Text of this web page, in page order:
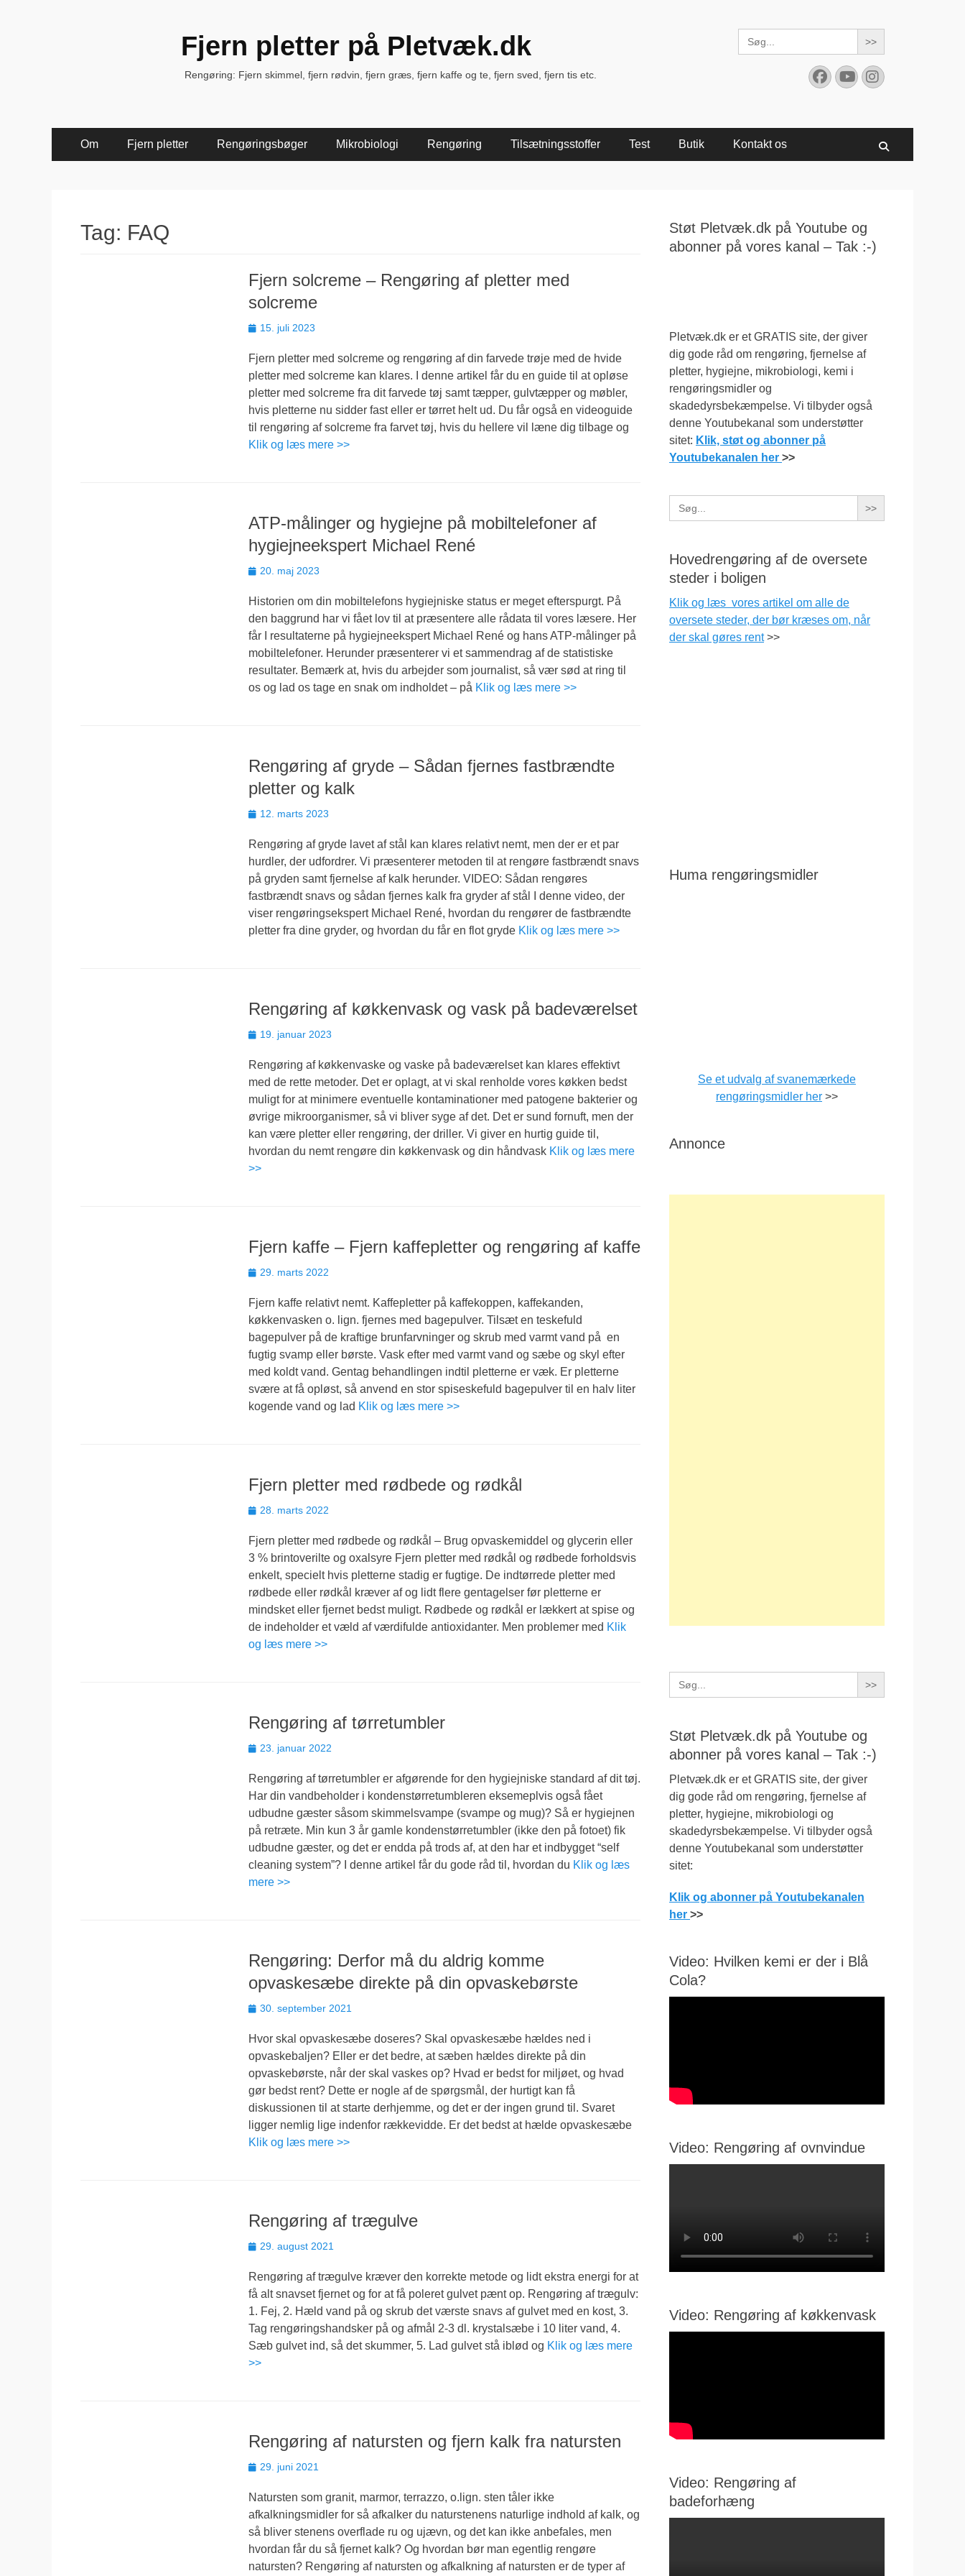
Fjern pletter på Pletvæk.dk
Rengøring: Fjern skimmel, fjern rødvin, fjern græs, fjern kaffe og te, fjern sved, fjern tis etc.
Search
for:
Facebook
YouTube
Instagram
Primær
Menu
Om Fjern pletter Rengøringsbøger Mikrobiologi Rengøring Tilsætningsstoffer Test Butik Kontakt os
Tag: FAQ
Fjern solcreme – Rengøring af pletter med
solcreme
Udgivet
15. juli 2023
Fjern pletter med solcreme og rengøring af din farvede trøje med de hvide
pletter med solcreme kan klares. I denne artikel får du en guide til at opløse
pletter med solcreme fra dit farvede tøj samt tæpper, gulvtæpper og møbler,
hvis pletterne nu sidder fast eller er tørret helt ud. Du får også en videoguide
til rengøring af solcreme fra farvet tøj, hvis du hellere vil læne dig tilbage og
Klik og læs mere >>
ATP-målinger og hygiejne på mobiltelefoner af
hygiejneekspert Michael René
Udgivet
20. maj 2023
Historien om din mobiltelefons hygiejniske status er meget efterspurgt. På
den baggrund har vi fået lov til at præsentere alle rådata til vores læsere. Her
får I resultaterne på hygiejneekspert Michael René og hans ATP-målinger på
mobiltelefoner. Herunder præsenterer vi et sammendrag af de statistiske
resultater. Bemærk at, hvis du arbejder som journalist, så vær sød at ring til
os og lad os tage en snak om indholdet – på Klik og læs mere >>
Rengøring af gryde – Sådan fjernes fastbrændte
pletter og kalk
Udgivet
12. marts 2023
Rengøring af gryde lavet af stål kan klares relativt nemt, men der er et par
hurdler, der udfordrer. Vi præsenterer metoden til at rengøre fastbrændt snavs
på gryden samt fjernelse af kalk herunder. VIDEO: Sådan rengøres
fastbrændt snavs og sådan fjernes kalk fra gryder af stål I denne video, der
viser rengøringsekspert Michael René, hvordan du rengører de fastbrændte
pletter fra dine gryder, og hvordan du får en flot gryde Klik og læs mere >>
Rengøring af køkkenvask og vask på badeværelset
Udgivet
19. januar 2023
Rengøring af køkkenvaske og vaske på badeværelset kan klares effektivt
med de rette metoder. Det er oplagt, at vi skal renholde vores køkken bedst
muligt for at minimere eventuelle kontaminationer med patogene bakterier og
øvrige mikroorganismer, så vi bliver syge af det. Det er sund fornuft, men der
kan være pletter eller rengøring, der driller. Vi giver en hurtig guide til,
hvordan du nemt rengøre din køkkenvask og din håndvask Klik og læs mere
>>
Fjern kaffe – Fjern kaffepletter og rengøring af kaffe
Udgivet
29. marts 2022
Fjern kaffe relativt nemt. Kaffepletter på kaffekoppen, kaffekanden,
køkkenvasken o. lign. fjernes med bagepulver. Tilsæt en teskefuld
bagepulver på de kraftige brunfarvninger og skrub med varmt vand på en
fugtig svamp eller børste. Vask efter med varmt vand og sæbe og skyl efter
med koldt vand. Gentag behandlingen indtil pletterne er væk. Er pletterne
svære at få opløst, så anvend en stor spiseskefuld bagepulver til en halv liter
kogende vand og lad Klik og læs mere >>
Fjern pletter med rødbede og rødkål
Udgivet
28. marts 2022
Fjern pletter med rødbede og rødkål – Brug opvaskemiddel og glycerin eller
3 % brintoverilte og oxalsyre Fjern pletter med rødkål og rødbede forholdsvis
enkelt, specielt hvis pletterne stadig er fugtige. De indtørrede pletter med
rødbede eller rødkål kræver af og lidt flere gentagelser før pletterne er
mindsket eller fjernet bedst muligt. Rødbede og rødkål er lækkert at spise og
de indeholder et væld af værdifulde antioxidanter. Men problemer med Klik
og læs mere >>
Rengøring af tørretumbler
Udgivet
23. januar 2022
Rengøring af tørretumbler er afgørende for den hygiejniske standard af dit tøj.
Har din vandbeholder i kondenstørretumbleren eksemeplvis også fået
udbudne gæster såsom skimmelsvampe (svampe og mug)? Så er hygiejnen
på retræte. Min kun 3 år gamle kondenstørretumbler (ikke den på fotoet) fik
udbudne gæster, og det er endda på trods af, at den har et indbygget “self
cleaning system”? I denne artikel får du gode råd til, hvordan du Klik og læs
mere >>
Rengøring: Derfor må du aldrig komme
opvaskesæbe direkte på din opvaskebørste
Udgivet
30. september 2021
Hvor skal opvaskesæbe doseres? Skal opvaskesæbe hældes ned i
opvaskebaljen? Eller er det bedre, at sæben hældes direkte på din
opvaskebørste, når der skal vaskes op? Hvad er bedst for miljøet, og hvad
gør bedst rent? Dette er nogle af de spørgsmål, der hurtigt kan få
diskussionen til at starte derhjemme, og det er der ingen grund til. Svaret
ligger nemlig lige indenfor rækkevidde. Er det bedst at hælde opvaskesæbe
Klik og læs mere >>
Rengøring af trægulve
Udgivet
29. august 2021
Rengøring af trægulve kræver den korrekte metode og lidt ekstra energi for at
få alt snavset fjernet og for at få poleret gulvet pænt op. Rengøring af trægulv:
1. Fej, 2. Hæld vand på og skrub det værste snavs af gulvet med en kost, 3.
Tag rengøringshandsker på og afmål 2-3 dl. krystalsæbe i 10 liter vand, 4.
Sæb gulvet ind, så det skummer, 5. Lad gulvet stå iblød og Klik og læs mere
>>
Rengøring af natursten og fjern kalk fra natursten
Udgivet
29. juni 2021
Natursten som granit, marmor, terrazzo, o.lign. sten tåler ikke
afkalkningsmidler for så afkalker du naturstenens naturlige indhold af kalk, og
så bliver stenens overflade ru og ujævn, og det kan ikke anbefales, men
hvordan får du så fjernet kalk? Og hvordan bør man egentlig rengøre
natursten? Rengøring af natursten og afkalkning af natursten er de typer af
Støt Pletvæk.dk på Youtube og
abonner på vores kanal – Tak :-)
Pletvæk.dk er et GRATIS site, der giver
dig gode råd om rengøring, fjernelse af
pletter, hygiejne, mikrobiologi, kemi i
rengøringsmidler og
skadedyrsbekæmpelse. Vi tilbyder også
denne Youtubekanal som understøtter
sitet: Klik, støt og abonner på
Youtubekanalen her >>
Search
for:
Hovedrengøring af de oversete
steder i boligen
Klik og læs vores artikel om alle de
oversete steder, der bør kræses om, når
der skal gøres rent>>
Huma rengøringsmidler
Se et udvalg af svanemærkede
rengøringsmidler her >>
Annonce
Search
for:
Støt Pletvæk.dk på Youtube og
abonner på vores kanal – Tak :-)
Pletvæk.dk er et GRATIS site, der giver
dig gode råd om rengøring, fjernelse af
pletter, hygiejne, mikrobiologi og
skadedyrsbekæmpelse. Vi tilbyder også
denne Youtubekanal som understøtter
sitet:
Klik og abonner på Youtubekanalen
her >>
Video: Hvilken kemi er der i Blå
Cola?
Video: Rengøring af ovnvindue
Video: Rengøring af køkkenvask
Video: Rengøring af
badeforhæng